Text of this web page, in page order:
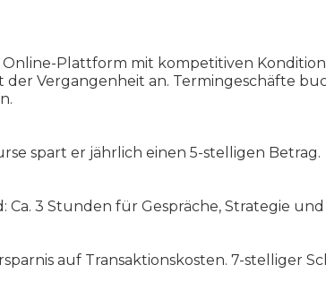
Online-Plattform mit kompetitiven
Vergangenheit an. Termingeschäfte
spart er jährlich einen 5-stelligen Betrag.
Ca. 3 Stunden für Gespräche, Strategie
auf Transaktionskosten. 7-stelliger